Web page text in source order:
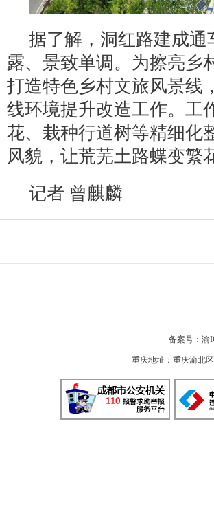
据了解，洞红路建成
露、景致单调。为擦亮乡
打造特色乡村文旅风景线
线环境提升改造工作。工
花、栽种行道树等精细化
风貌，让荒芜土路蝶变繁
记者 曾麒麟
备案号： 渝
重庆地址：重庆渝北